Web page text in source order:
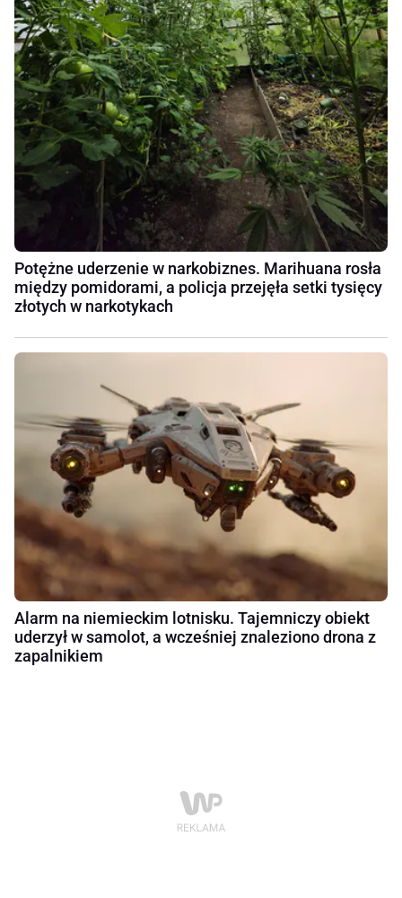
Potężne uderzenie w narkobiznes. Marihuana rosła
między pomidorami, a policja przejęła setki tysięcy
złotych w narkotykach
Alarm na niemieckim lotnisku. Tajemniczy obiekt
uderzył w samolot, a wcześniej znaleziono drona z
zapalnikiem